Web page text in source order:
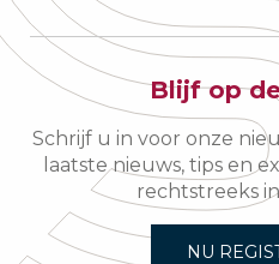
Blijf op
Schrijf u in voor onze
laatste nieuws, tips en
rechtstreeks
NU